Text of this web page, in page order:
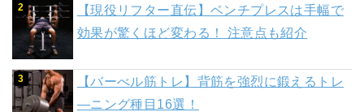
【現役リフター直伝】ベンチプレスは手幅で
効果が驚くほど変わる！ 注意点も紹介
【バーべル筋トレ】背筋を強烈に鍛えるトレ
―ニング種目16選！